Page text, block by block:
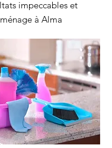
impeccables et
à Alma